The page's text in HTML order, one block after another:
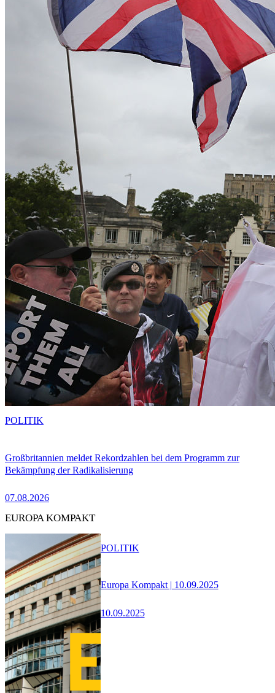
Großbritannien meldet Rekordzahlen bei dem Programm zur
Bekämpfung der Radikalisierung
07.08.2026
POLITIK
EUROPA KOMPAKT
Europa Kompakt | 10.09.2025
10.09.2025
POLITIK